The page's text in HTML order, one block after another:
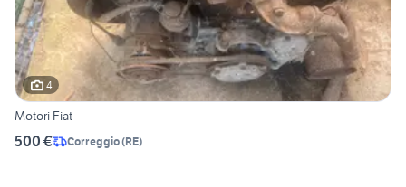
4
Motori Fiat
500 € Correggio(RE)